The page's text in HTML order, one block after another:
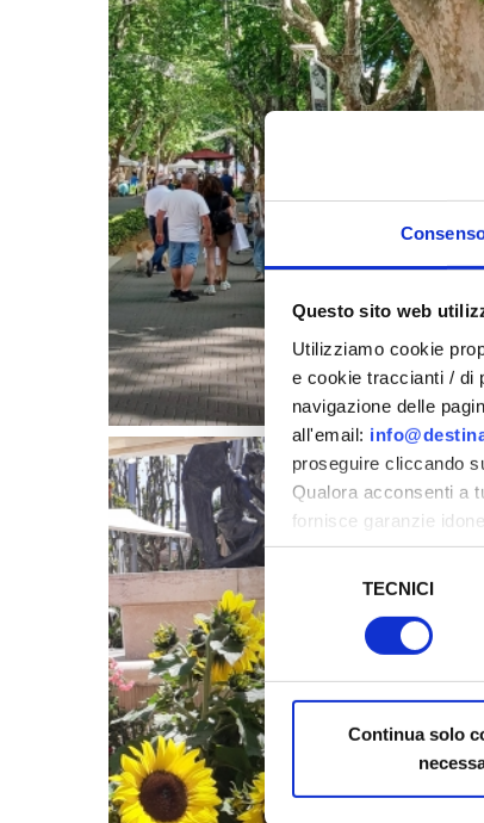
Questo sito web
Utilizziamo cookie
e cookie traccianti / di
navigazione delle
all'email:
proseguire cliccando
Qualora acconsenti a
fornisce garanzie
sicurezza a Tutela dei
consenso
TECNICI
Continua solo